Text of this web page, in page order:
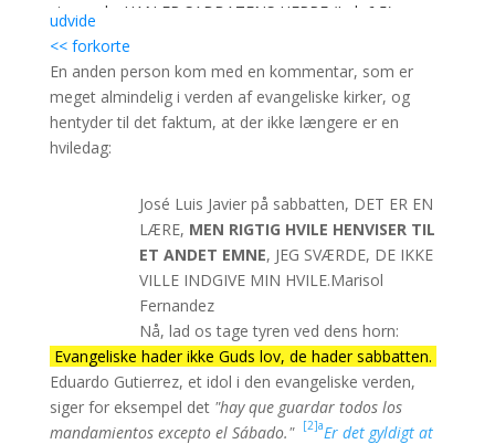
siger selv. HAN ER SABBATENS HERRE (Luk 6:5)...
HVORFOR SIGER HAN, HAN ER SABBATENS HERRE?
Fordi LØRDAG ER HERRENS DAG
(EXOD. 20:8-11);
Kristus er Herre, og som Herre har han sin dag, LIGE
SOM SATAN HAR SIN, søndag.[d]1Katekismus af det
hellige koncil i Trent
spanske sprog og El Sábado
[STUDIE, CristoVerdad] [d]3Dyrets mærke og
mikrochippen
[STUDIE, CristoVerdad]Miguel H. Javier
udvide
<< forkorte
En anden person kom med en kommentar, som er
meget almindelig i verden af evangeliske kirker, og
hentyder til det faktum, at der ikke længere er en
hviledag:
José Luis Javier på sabbatten, DET ER EN
LÆRE, MEN RIGTIG HVILE HENVISER TIL
ET ANDET EMNE, JEG SVÆRDE, DE IKKE
VILLE INDGIVE MIN HVILE.Marisol
Fernandez
Nå, lad os tage tyren ved dens horn:
Evangeliske hader ikke Guds lov, de hader sabbatten.
Eduardo Gutierrez, et idol i den evangeliske verden,
siger for eksempel det "hay que guardar todos los
mandamientos excepto el Sábado."
[2]aEr det gyldigt at